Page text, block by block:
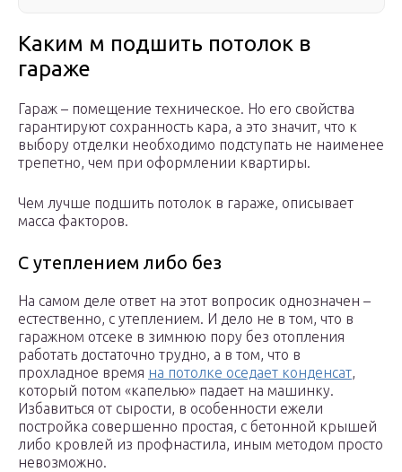
Каким м подшить потолок в
гараже
Гараж – помещение техническое. Но его свойства
гарантируют сохранность кара, а это значит, что к
выбору отделки необходимо подступать не наименее
трепетно, чем при оформлении квартиры.
Чем лучше подшить потолок в гараже, описывает
масса факторов.
С утеплением либо без
На самом деле ответ на этот вопросик однозначен –
естественно, с утеплением. И дело не в том, что в
гаражном отсеке в зимнюю пору без отопления
работать достаточно трудно, а в том, что в
прохладное время на потолке оседает конденсат,
который потом «капелью» падает на машинку.
Избавиться от сырости, в особенности ежели
постройка совершенно простая, с бетонной крышей
либо кровлей из профнастила, иным методом просто
невозможно.